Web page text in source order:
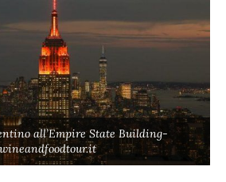
all’Empire State Building-
wineandfoodtour.it